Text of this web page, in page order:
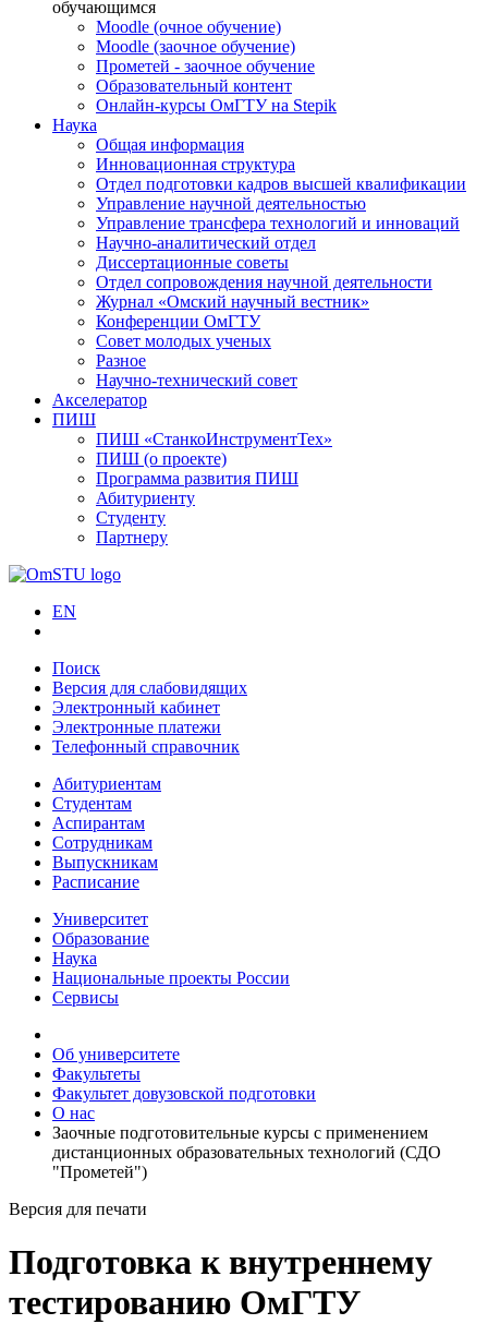
обучающимся
Moodle (очное обучение)
Moodle (заочное обучение)
Прометей - заочное обучение
Образовательный контент
Онлайн-курсы ОмГТУ на Stepik
Наука
Общая информация
Инновационная структура
Отдел подготовки кадров высшей квалификации
Управление научной деятельностью
Управление трансфера технологий и инноваций
Научно-аналитический отдел
Диссертационные советы
Отдел сопровождения научной деятельности
Журнал «Омский научный вестник»
Конференции ОмГТУ
Совет молодых ученых
Разное
Научно-технический совет
Акселератор
ПИШ
ПИШ «СтанкоИнструментТех»
ПИШ (о проекте)
Программа развития ПИШ
Абитуриенту
Студенту
Партнеру
EN
Поиск
Версия для слабовидящих
Электронный кабинет
Электронные платежи
Телефонный справочник
Абитуриентам
Студентам
Аспирантам
Сотрудникам
Выпускникам
Расписание
Университет
Образование
Наука
Национальные проекты России
Сервисы
Об университете
Факультеты
Факультет довузовской подготовки
О нас
Заочные подготовительные курсы с применением
дистанционных образовательных технологий (СДО
"Прометей")
Версия для печати
Подготовка к внутреннему
тестированию ОмГТУ